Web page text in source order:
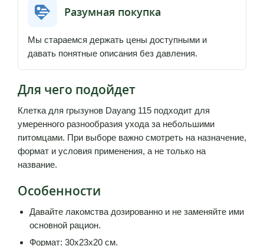
Разумная покупка
Мы стараемся держать цены доступными и
давать понятные описания без давления.
Для чего подойдет
Клетка для грызунов Dayang 115 подходит для
умеренного разнообразия ухода за небольшими
питомцами. При выборе важно смотреть на назначение,
формат и условия применения, а не только на
название.
Особенности
Давайте лакомства дозированно и не заменяйте ими
основной рацион.
Формат: 30х23х20 см.